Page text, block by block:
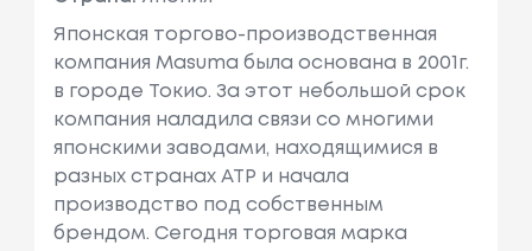
Японская торгово-производственная
компания Masuma была основана в 2001г.
в городе Токио. За этот небольшой срок
компания наладила связи со многими
японскими заводами, находящимися в
разных странах АТР и начала
производство под собственным
брендом. Сегодня торговая марка